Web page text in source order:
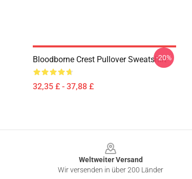
Bloodborne Crest Pullover Sweatshirt
32,35 £ - 37,88 £
-20%
Weltweiter Versand
Wir versenden in über 200 Länder